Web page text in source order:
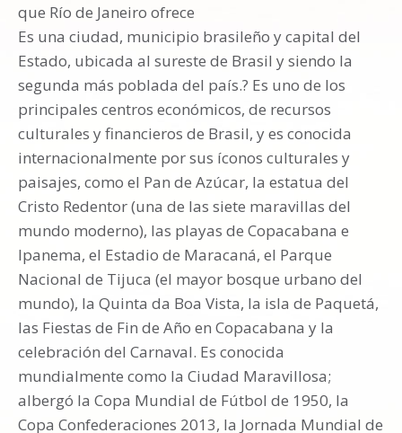
que Río de Janeiro ofrece
Es una ciudad, municipio brasileño y capital del
Estado, ubicada al sureste de Brasil y siendo la
segunda más poblada del país.? Es uno de los
principales centros económicos, de recursos
culturales y financieros de Brasil, y es conocida
internacionalmente por sus íconos culturales y
paisajes, como el Pan de Azúcar, la estatua del
Cristo Redentor (una de las siete maravillas del
mundo moderno), las playas de Copacabana e
Ipanema, el Estadio de Maracaná, el Parque
Nacional de Tijuca (el mayor bosque urbano del
mundo), la Quinta da Boa Vista, la isla de Paquetá,
las Fiestas de Fin de Año en Copacabana y la
celebración del Carnaval. Es conocida
mundialmente como la Ciudad Maravillosa;
albergó la Copa Mundial de Fútbol de 1950, la
Copa Confederaciones 2013, la Jornada Mundial de